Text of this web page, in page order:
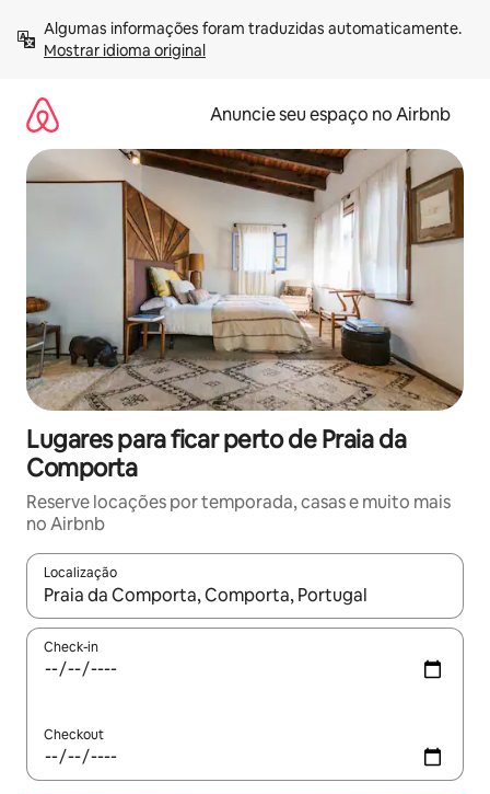
para
Mostrar idioma original
Anuncie seu espaço no Airbnb
Lugares para ficar perto de Praia da
Comporta
Reserve locações por temporada, casas e muito mais
no Airbnb
Localização
Quando os resultados estiverem disponíveis, explore-os
Check-in
Checkout